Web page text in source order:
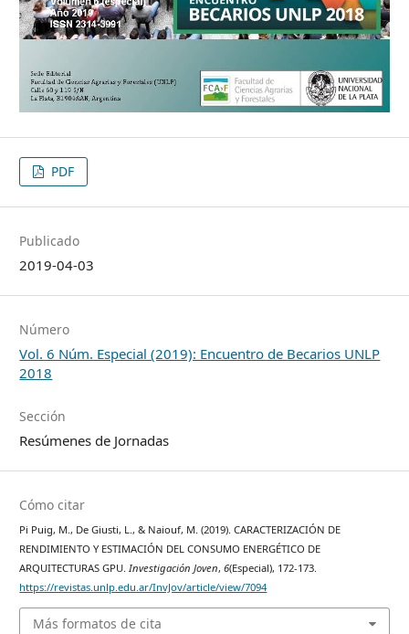
PDF
Publicado
2019-04-03
Número
Vol. 6 Núm. Especial (2019): Encuentro de Becarios UNLP
2018
Sección
Resúmenes de Jornadas
Cómo citar
Pi Puig, M., De Giusti, L., & Naiouf, M. (2019). CARACTERIZACIÓN DE
RENDIMIENTO Y ESTIMACIÓN DEL CONSUMO ENERGÉTICO DE
ARQUITECTURAS GPU.Investigación Joven,6(Especial), 172-173.
https://revistas.unlp.edu.ar/InvJov/article/view/7094
Más formatos de cita